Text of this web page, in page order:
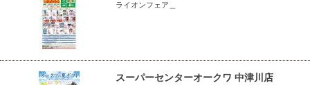
ライオンフェア＿
スーパーセンターオークワ 中津川店